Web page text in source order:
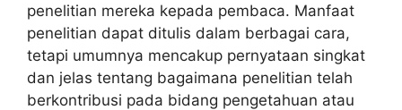
penelitian mereka kepada pembaca. Manfaat
penelitian dapat ditulis dalam berbagai cara,
tetapi umumnya mencakup pernyataan singkat
dan jelas tentang bagaimana penelitian telah
berkontribusi pada bidang pengetahuan atau